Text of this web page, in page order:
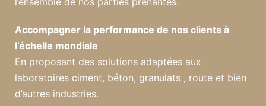
Accompagner la performance de nos clients à
l’échelle mondiale
En proposant des solutions adaptées aux
laboratoires ciment, béton, granulats , route et bien
d’autres industries.